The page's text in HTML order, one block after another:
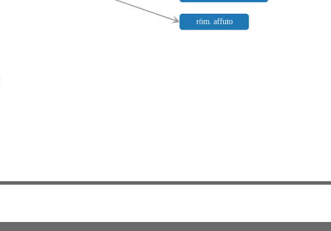
röm. affuto